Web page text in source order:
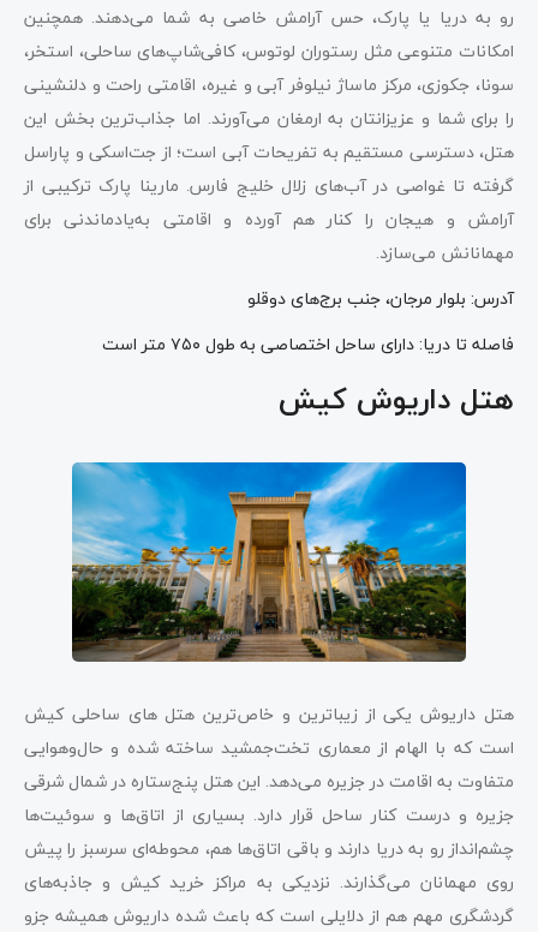
رو به دریا یا پارک، حس آرامش خاصی به شما می‌دهند. همچنین
امکانات متنوعی مثل رستوران لوتوس، کافی‌شاپ‌های ساحلی، استخر،
سونا، جکوزی، مرکز ماساژ نیلوفر آبی و غیره، اقامتی راحت و دلنشینی
را برای شما و عزیزانتان به ارمغان می‌آورند. اما جذاب‌ترین بخش این
هتل، دسترسی مستقیم به تفریحات آبی است؛ از جت‌اسکی و پاراسل
گرفته تا غواصی در آب‌های زلال خلیج فارس. مارینا پارک ترکیبی از
آرامش و هیجان را کنار هم آورده و اقامتی به‌یادماندنی برای
مهمانانش می‌سازد.
آدرس: بلوار مرجان، جنب برج‌های دوقلو
فاصله تا دریا: دارای ساحل اختصاصی به طول ۷۵۰ متر است
هتل داریوش کیش
هتل داریوش یکی از زیباترین و خاص‌ترین هتل های ساحلی کیش
است که با الهام از معماری تخت‌جمشید ساخته شده و حال‌وهوایی
متفاوت به اقامت در جزیره می‌دهد. این هتل پنج‌ستاره در شمال شرقی
جزیره و درست کنار ساحل قرار دارد. بسیاری از اتاق‌ها و سوئیت‌ها
چشم‌انداز رو به دریا دارند و باقی اتاق‌ها هم، محوطه‌ای سرسبز را پیش
روی مهمانان می‌گذارند. نزدیکی به مراکز خرید کیش و جاذبه‌های
گردشگری مهم هم از دلایلی است که باعث شده داریوش همیشه جزو